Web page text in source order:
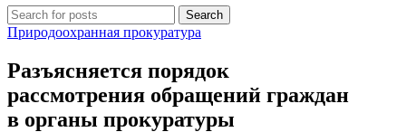
Search
Природоохранная прокуратура
Разъясняется порядок
рассмотрения обращений граждан
в органы прокуратуры